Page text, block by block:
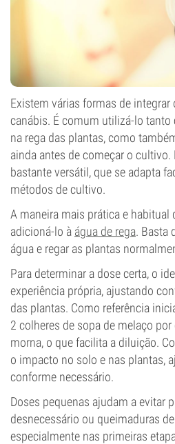
Existem várias formas de
canábis. É comum utilizá-lo
na rega das plantas, como
ainda antes de começar o cultivo.
bastante versátil, que se adapta
métodos de cultivo.
A maneira mais prática e habitual
adicioná-lo à água de rega. Basta
água e regar as plantas
Para determinar a dose certa, o
experiência própria, ajustando
das plantas. Como referência
2 colheres de sopa de melaço
morna, o que facilita a diluição.
o impacto no solo e nas plantas,
conforme necessário.
Doses pequenas ajudam a evitar
desnecessário ou queimaduras
especialmente nas primeiras